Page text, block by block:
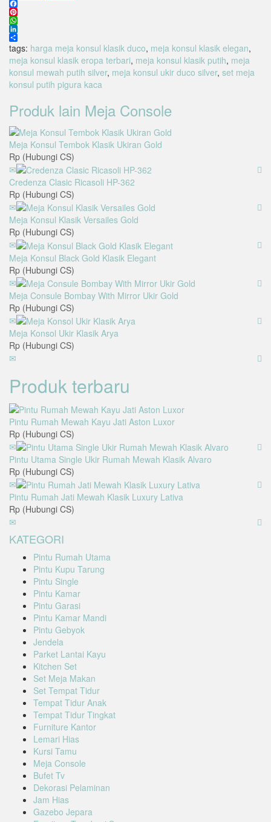
Facebook
Pinterest
WhatsApp
LinkedIn
Share
tags: harga meja konsul klasik duco, meja konsul klasik elegan,
meja konsul klasik eropa terbari, meja konsul klasik putih, meja
konsul mewah putih silver, meja konsul ukir duco silver, set meja
konsul putih pigura kaca
Produk lain Meja Console
Meja Konsul Tembok Klasik Ukiran Gold
Rp (Hubungi CS)
Credenza Clasic Ricasoli HP-362
Rp (Hubungi CS)
Meja Konsul Klasik Versailes Gold
Rp (Hubungi CS)
Meja Konsul Black Gold Klasik Elegant
Rp (Hubungi CS)
Meja Consule Bombay With Mirror Ukir Gold
Rp (Hubungi CS)
Meja Konsol Ukir Klasik Arya
Rp (Hubungi CS)
Produk terbaru
Pintu Rumah Mewah Kayu Jati Aston Luxor
Rp (Hubungi CS)
Pintu Utama Single Ukir Rumah Mewah Klasik Alvaro
Rp (Hubungi CS)
Pintu Rumah Jati Mewah Klasik Luxury Lativa
Rp (Hubungi CS)
KATEGORI
Pintu Rumah Utama
Pintu Kupu Tarung
Pintu Single
Pintu Kamar
Pintu Garasi
Pintu Kamar Mandi
Pintu Gebyok
Jendela
Parket Lantai Kayu
Kitchen Set
Set Meja Makan
Set Tempat Tidur
Tempat Tidur Anak
Tempat Tidur Tingkat
Furniture Kantor
Lemari Hias
Kursi Tamu
Meja Console
Bufet Tv
Dekorasi Pelaminan
Jam Hias
Gazebo Jepara